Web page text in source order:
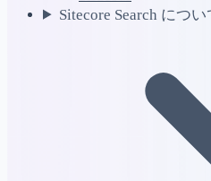
Sitecore Search につい